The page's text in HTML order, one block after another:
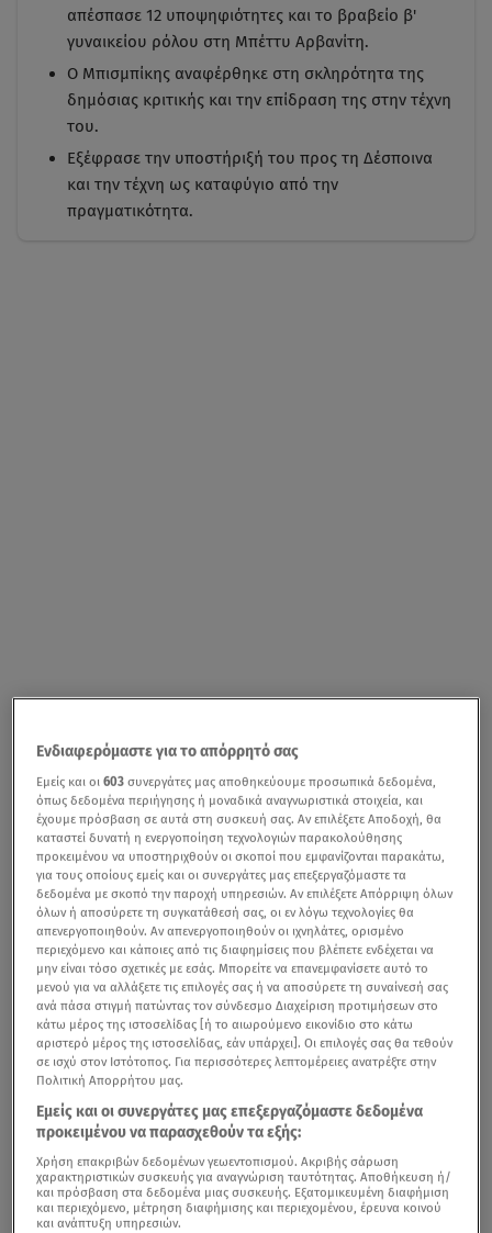
απέσπασε 12 υποψηφιότητες και το βραβείο β'
γυναικείου ρόλου στη Μπέττυ Αρβανίτη.
Ο Μπισμπίκης αναφέρθηκε στη σκληρότητα της
δημόσιας κριτικής και την επίδραση της στην τέχνη
του.
Εξέφρασε την υποστήριξή του προς τη Δέσποινα
και την τέχνη ως καταφύγιο από την
πραγματικότητα.
Ενδιαφερόμαστε για το απόρρητό σας
Εμείς και οι603 συνεργάτες μας αποθηκεύουμε προσωπικά δεδομένα,
όπως δεδομένα περιήγησης ή μοναδικά αναγνωριστικά στοιχεία, και
έχουμε πρόσβαση σε αυτά στη συσκευή σας. Αν επιλέξετε Αποδοχή, θα
καταστεί δυνατή η ενεργοποίηση τεχνολογιών παρακολούθησης
προκειμένου να υποστηριχθούν οι σκοποί που εμφανίζονται παρακάτω,
για τους οποίους εμείς και οι συνεργάτες μας επεξεργαζόμαστε τα
δεδομένα με σκοπό την παροχή υπηρεσιών. Αν επιλέξετε Απόρριψη όλων
όλων ή αποσύρετε τη συγκατάθεσή σας, οι εν λόγω τεχνολογίες θα
απενεργοποιηθούν. Αν απενεργοποιηθούν οι ιχνηλάτες, ορισμένο
περιεχόμενο και κάποιες από τις διαφημίσεις που βλέπετε ενδέχεται να
μην είναι τόσο σχετικές με εσάς. Μπορείτε να επανεμφανίσετε αυτό το
μενού για να αλλάξετε τις επιλογές σας ή να αποσύρετε τη συναίνεσή σας
ανά πάσα στιγμή πατώντας τον σύνδεσμο Διαχείριση προτιμήσεων στο
κάτω μέρος της ιστοσελίδας [ή το αιωρούμενο εικονίδιο στο κάτω
αριστερό μέρος της ιστοσελίδας, εάν υπάρχει]. Οι επιλογές σας θα τεθούν
σε ισχύ στον Ιστότοπος. Για περισσότερες λεπτομέρειες ανατρέξτε στην
Πολιτική Απορρήτου μας.
Εμείς και οι συνεργάτες μας επεξεργαζόμαστε δεδομένα
προκειμένου να παρασχεθούν τα εξής:
Χρήση επακριβών δεδομένων γεωεντοπισμού. Ακριβής σάρωση
χαρακτηριστικών συσκευής για αναγνώριση ταυτότητας. Αποθήκευση ή/
και πρόσβαση στα δεδομένα μιας συσκευής. Εξατομικευμένη διαφήμιση
και περιεχόμενο, μέτρηση διαφήμισης και περιεχομένου, έρευνα κοινού
και ανάπτυξη υπηρεσιών.